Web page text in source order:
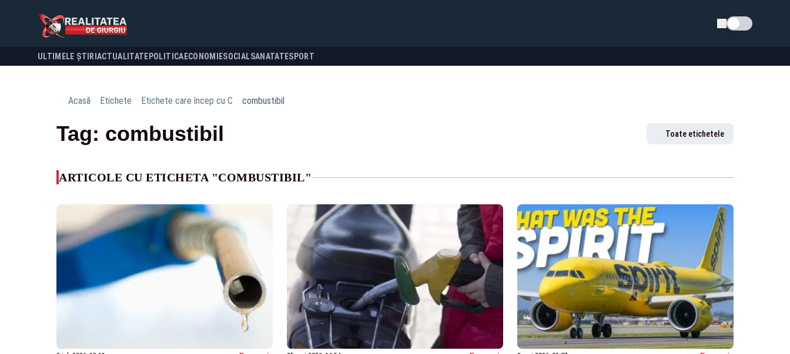
Schimba tema
ULTIMELE ȘTIRI ACTUALITATE POLITICA ECONOMIESOCIALSANATATESPORT
Acasă Etichete Etichete care încep cu C combustibil
Tag: combustibil Toate etichetele
ARTICOLE CU ETICHETA "COMBUSTIBIL"